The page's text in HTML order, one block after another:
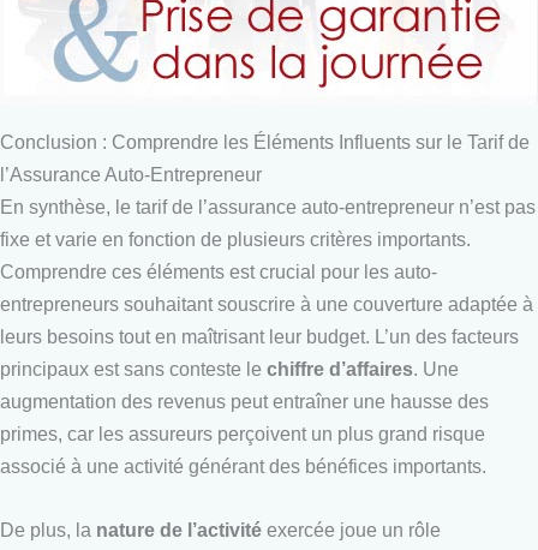
Conclusion : Comprendre les Éléments Influents sur le Tarif de
l’Assurance Auto-Entrepreneur
En synthèse, le tarif de l’assurance auto-entrepreneur n’est pas
fixe et varie en fonction de plusieurs critères importants.
Comprendre ces éléments est crucial pour les auto-
entrepreneurs souhaitant souscrire à une couverture adaptée à
leurs besoins tout en maîtrisant leur budget. L’un des facteurs
principaux est sans conteste le chiffre d’affaires. Une
augmentation des revenus peut entraîner une hausse des
primes, car les assureurs perçoivent un plus grand risque
associé à une activité générant des bénéfices importants.
De plus, la nature de l’activité exercée joue un rôle